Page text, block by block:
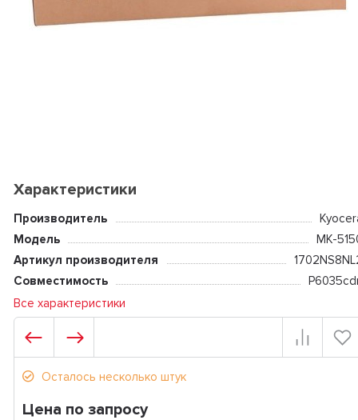
Характеристики
Производитель
Модель
MK-
Артикул производителя
Совместимость
Все характеристики
Осталось несколько штук
Цена по запросу